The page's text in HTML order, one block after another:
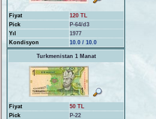
Fiyat
120 TL
Pick
P-64/d3
Yıl
1977
Kondisyon
10.0 / 10.0
Turkmenistan 1 Manat
Fiyat
50 TL
Pick
P-22